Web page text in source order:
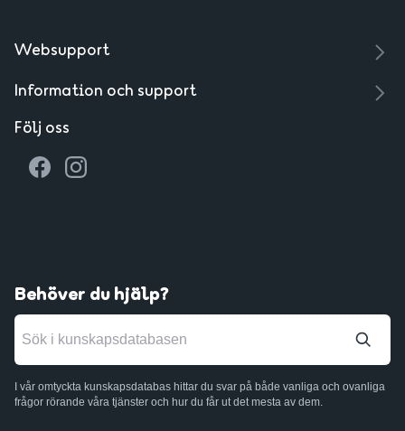
Websupport
Information och support
Följ oss
Behöver du hjälp?
I vår omtyckta kunskapsdatabas hittar du svar på både vanliga och ovanliga
frågor rörande våra tjänster och hur du får ut det mesta av dem.